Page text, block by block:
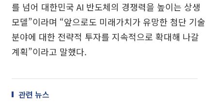
를 넘어 대한민국 AI 반도체의 경쟁력을 높이는 상생
모델”이라며 “앞으로도 미래가치가 유망한 첨단 기술
분야에 대한 전략적 투자를 지속적으로 확대해 나갈
계획”이라고 말했다.
관련 뉴스